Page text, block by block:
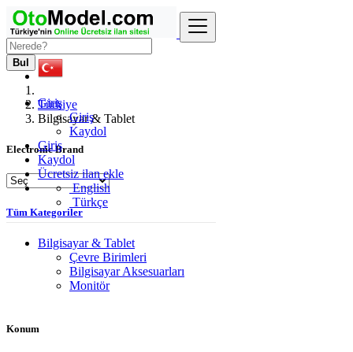
Giriş
Giriş
Kaydol
Giriş
Kaydol
Ücretsiz ilan ekle
English
Türkçe
Bul
Türkiye
Bilgisayar & Tablet
Electronic Brand
Tüm Kategoriler
Bilgisayar & Tablet
Çevre Birimleri
Bilgisayar Aksesuarları
Monitör
Konum